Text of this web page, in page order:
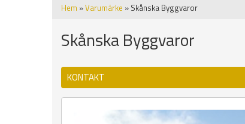
Hem »Varumärke » Skånska Byggvaror
Skånska Byggvaror
KONTAKT